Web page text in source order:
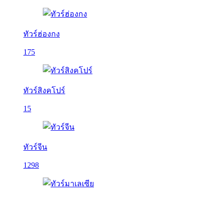
ทัวร์ฮ่องกง
175
ทัวร์สิงคโปร์
15
ทัวร์จีน
1298